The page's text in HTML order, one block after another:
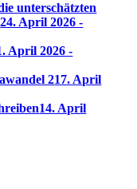
unterschätzten
24. April 2026 -
April 2026 -
217. April
14. April